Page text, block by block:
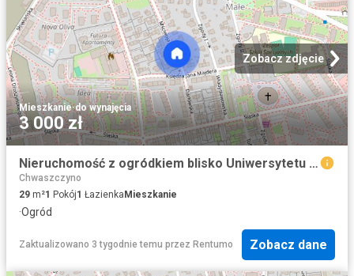
Zobacz zdjęcie
Mieszkanie·do wynajęcia
3 000 zł
Nieruchomość z ogródkiem blisko Uniwersytetu Gd
Chwaszczyno
29 m²1 Pokój1 Łazienka Mieszkanie
·Ogród
Zaktualizowano 3 tygodnie temu przez Rentumo Zobacz dane